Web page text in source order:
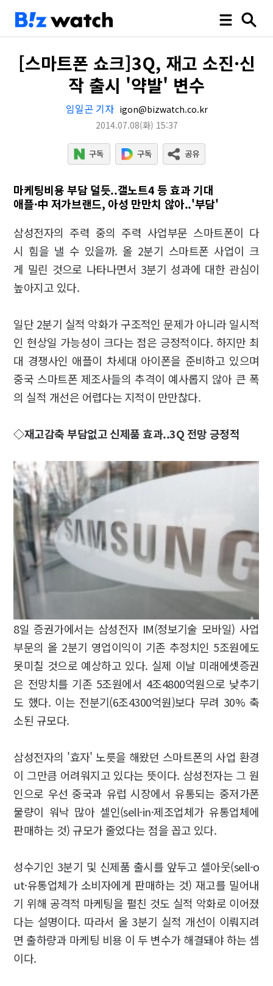
[스마트폰 쇼크]3Q, 재고 소진·신
작 출시 '약발' 변수
임일곤 기자 igon@bizwatch.co.kr
2014.07.08(화) 15:37
마케팅비용 부담 덜듯..갤노트4 등 효과 기대
애플·中 저가브랜드, 아성 만만치 않아..'부담'
삼성전자의 주력 중의 주력 사업부문 스마트폰이 다
시 힘을 낼 수 있을까. 올 2분기 스마트폰 사업이 크
게 밀린 것으로 나타나면서 3분기 성과에 대한 관심이
높아지고 있다.
일단 2분기 실적 악화가 구조적인 문제가 아니라 일시적
인 현상일 가능성이 크다는 점은 긍정적이다. 하지만 최
대 경쟁사인 애플이 차세대 아이폰을 준비하고 있으며
중국 스마트폰 제조사들의 추격이 예사롭지 않아 큰 폭
의 실적 개선은 어렵다는 지적이 만만찮다.
◇재고감축 부담없고 신제품 효과..3Q 전망 긍정적
8일 증권가에서는 삼성전자 IM(정보기술 모바일) 사업
부문의 올 2분기 영업이익이 기존 추정치인 5조원에도
못미칠 것으로 예상하고 있다. 실제 이날 미래에셋증권
은 전망치를 기존 5조원에서 4조4800억원으로 낮추기
도 했다. 이는 전분기(6조4300억원)보다 무려 30% 축
소된 규모다.
삼성전자의 '효자' 노릇을 해왔던 스마트폰의 사업 환경
이 그만큼 어려워지고 있다는 뜻이다. 삼성전자는 그 원
인으로 우선 중국과 유럽 시장에서 유통되는 중저가폰
물량이 워낙 많아 셀인(sell-in·제조업체가 유통업체에
판매하는 것) 규모가 줄었다는 점을 꼽고 있다.
성수기인 3분기 및 신제품 출시를 앞두고 셀아웃(sell-o
ut·유통업체가 소비자에게 판매하는 것) 재고를 밀어내
기 위해 공격적 마케팅을 펼친 것도 실적 악화로 이어졌
다는 설명이다. 따라서 올 3분기 실적 개선이 이뤄지려
면 출하량과 마케팅 비용 이 두 변수가 해결돼야 하는 셈
이다.